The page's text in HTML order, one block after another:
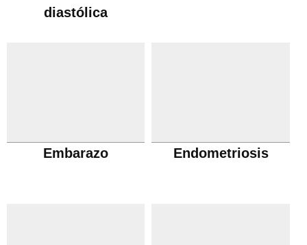
diastólica
Embarazo Endometriosis